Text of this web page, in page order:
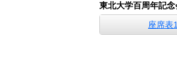
東北大学百周年記
座席表